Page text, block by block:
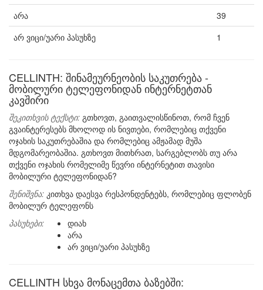
არა
39
არ ვიცი/უარი პასუხზე
1
CELLINTH: შინამეურნეობის საკუთრება -
მობილური ტელეფონიდან ინტერნეტთან
კავშირი
შეკითხვის ტექსტი: გთხოვთ, გაითვალისწინოთ, რომ ჩვენ
გვაინტერესებს მხოლოდ ის ნივთები, რომლებიც თქვენი
ოჯახის საკუთრებაშია და რომლებიც ამჟამად მუშა
მდგომარეობაშია. გთხოვთ მითხრათ, სარგებლობს თუ არა
თქვენი ოჯახის რომელიმე წევრი ინტერნეტით თავისი
მობილური ტელეფონიდან?
შენიშვნა: კითხვა დაესვა რესპონდენტებს, რომლებიც ფლობენ
მობილურ ტელეფონს
პასუხები:
დიახ
არა
არ ვიცი/უარი პასუხზე
CELLINTH სხვა მონაცემთა ბაზებში: